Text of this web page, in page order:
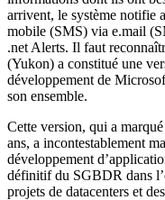
arrivent, le système notifie
mobile (SMS) via e.mail
.net Alerts. Il faut
(Yukon) a constitué une
développement de
son ensemble.
Cette version, qui a
ans, a incontestablement
développement
définitif du SGBDR dans
projets de datacenters et